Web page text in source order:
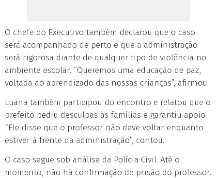
O chefe do Executivo também declarou que o caso
será acompanhado de perto e que a administração
será rigorosa diante de qualquer tipo de violência no
ambiente escolar. “Queremos uma educação de paz,
voltada ao aprendizado das nossas crianças”, afirmou.
Luana também participou do encontro e relatou que o
prefeito pediu desculpas às famílias e garantiu apoio.
“Ele disse que o professor não deve voltar enquanto
estiver à frente da administração”, contou.
O caso segue sob análise da Polícia Civil. Até o
momento, não há confirmação de prisão do professor.